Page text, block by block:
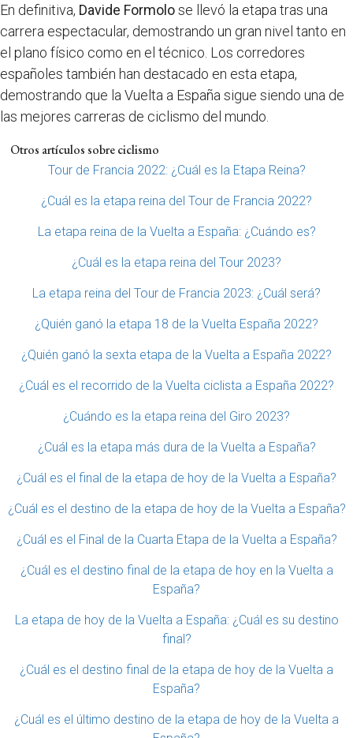
En definitiva, Davide Formolose llevó la etapa tras una
carrera espectacular, demostrando un gran nivel tanto en
el plano físico como en el técnico. Los corredores
españoles también han destacado en esta etapa,
demostrando que la Vuelta a España sigue siendo una de
las mejores carreras de ciclismo del mundo.
Otros artículos sobre ciclismo
Tour de Francia 2022: ¿Cuál es la Etapa Reina?
¿Cuál es la etapa reina del Tour de Francia 2022?
La etapa reina de la Vuelta a España: ¿Cuándo es?
¿Cuál es la etapa reina del Tour 2023?
La etapa reina del Tour de Francia 2023: ¿Cuál será?
¿Quién ganó la etapa 18 de la Vuelta España 2022?
¿Quién ganó la sexta etapa de la Vuelta a España 2022?
¿Cuál es el recorrido de la Vuelta ciclista a España 2022?
¿Cuándo es la etapa reina del Giro 2023?
¿Cuál es la etapa más dura de la Vuelta a España?
¿Cuál es el final de la etapa de hoy de la Vuelta a España?
¿Cuál es el destino de la etapa de hoy de la Vuelta a España?
¿Cuál es el Final de la Cuarta Etapa de la Vuelta a España?
¿Cuál es el destino final de la etapa de hoy en la Vuelta a
España?
La etapa de hoy de la Vuelta a España: ¿Cuál es su destino
final?
¿Cuál es el destino final de la etapa de hoy de la Vuelta a
España?
¿Cuál es el último destino de la etapa de hoy de la Vuelta a